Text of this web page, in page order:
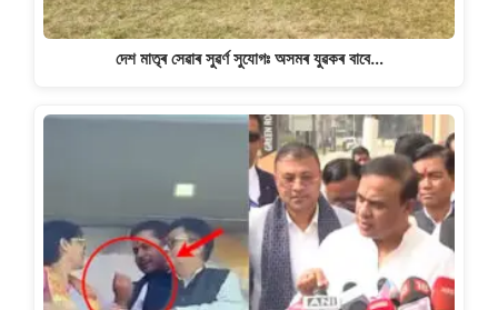
দেশ মাতৃৰ সেৱাৰ সুৱৰ্ণ সুযোগঃ অসমৰ যুৱকৰ বাবে…